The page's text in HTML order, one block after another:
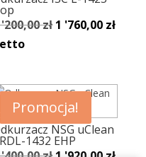
zł.
'200,00zł Pierwotna
2
'200,00 zł.
1 '760,00 zł
1
Promocja!
NSG uClean
1432 EHP